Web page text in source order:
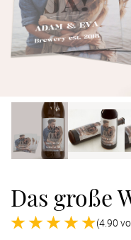
Das große
(4.90